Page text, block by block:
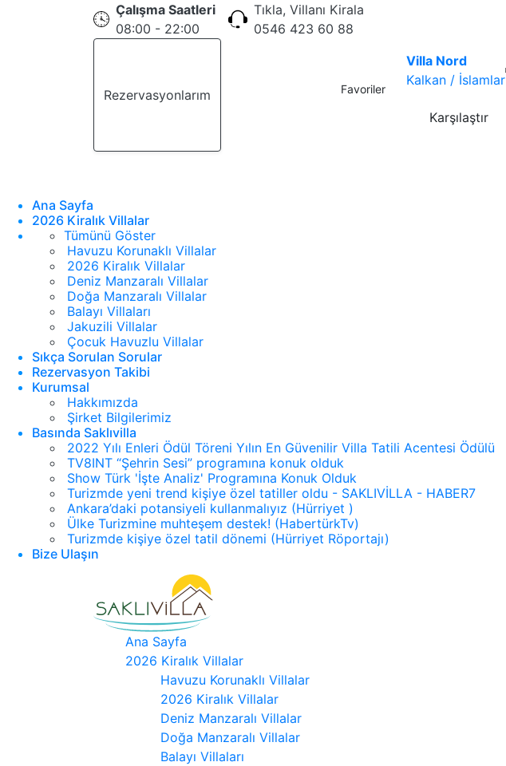
Çalışma Saatleri
08:00 - 22:00
Tıkla, Villanı Kirala
0546 423 60 88
Rezervasyonlarım Favoriler
Villa Nord
Kalkan / İslamlar
Karşılaştır
Ana Sayfa
2026 Kiralık Villalar
Tümünü Göster
Havuzu Korunaklı Villalar
2026 Kiralık Villalar
Deniz Manzaralı Villalar
Doğa Manzaralı Villalar
Balayı Villaları
Jakuzili Villalar
Çocuk Havuzlu Villalar
Sıkça Sorulan Sorular
Rezervasyon Takibi
Kurumsal
Hakkımızda
Şirket Bilgilerimiz
Basında Saklıvilla
2022 Yılı Enleri Ödül Töreni Yılın En Güvenilir Villa Tatili Acentesi Ödülü
TV8INT “Şehrin Sesi” programına konuk olduk
Show Türk 'İşte Analiz' Programına Konuk Olduk
Turizmde yeni trend kişiye özel tatiller oldu - SAKLIVİLLA - HABER7
Ankara’daki potansiyeli kullanmalıyız (Hürriyet )
Ülke Turizmine muhteşem destek! (HabertürkTv)
Turizmde kişiye özel tatil dönemi (Hürriyet Röportajı)
Bize Ulaşın
Ana Sayfa
2026 Kiralık Villalar
Havuzu Korunaklı Villalar
2026 Kiralık Villalar
Deniz Manzaralı Villalar
Doğa Manzaralı Villalar
Balayı Villaları